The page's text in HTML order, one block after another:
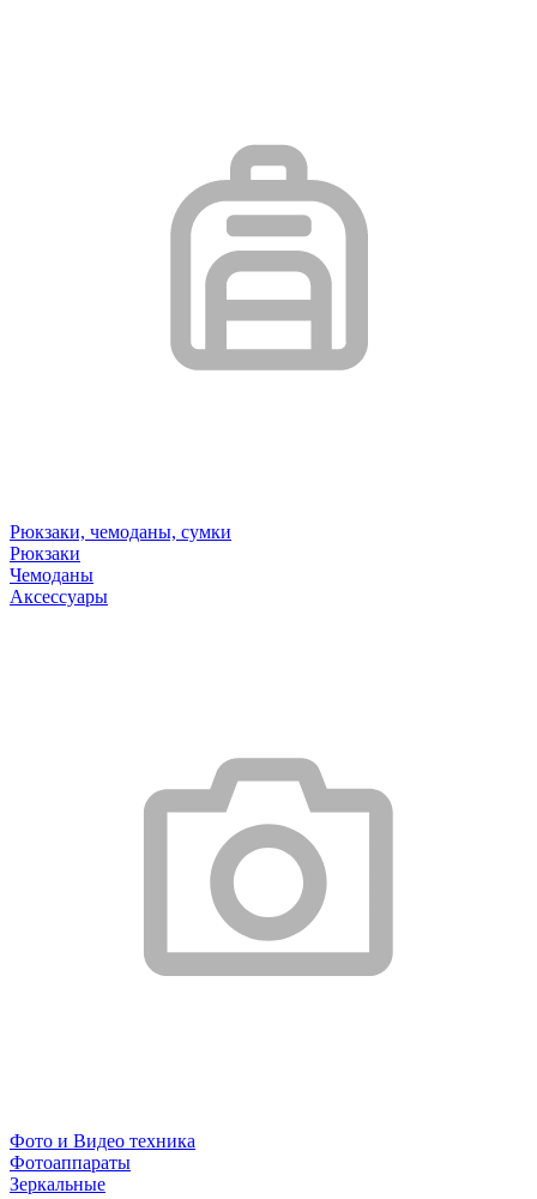
Рюкзаки, чемоданы, сумки
Рюкзаки
Чемоданы
Аксессуары
Фото и Видео техника
Фотоаппараты
Зеркальные